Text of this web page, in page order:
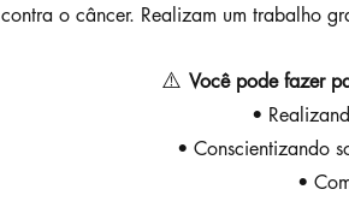
contra o câncer. Realizam um trabalho
⚠️ Você pode fazer
•
• Conscientizando
•